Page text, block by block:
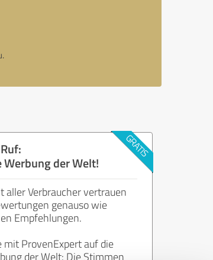
Werbung der Welt!
aller Verbraucher vertrauen
genauso wie
Empfehlungen.
mit ProvenExpert auf die
der Welt: Die Stimmen